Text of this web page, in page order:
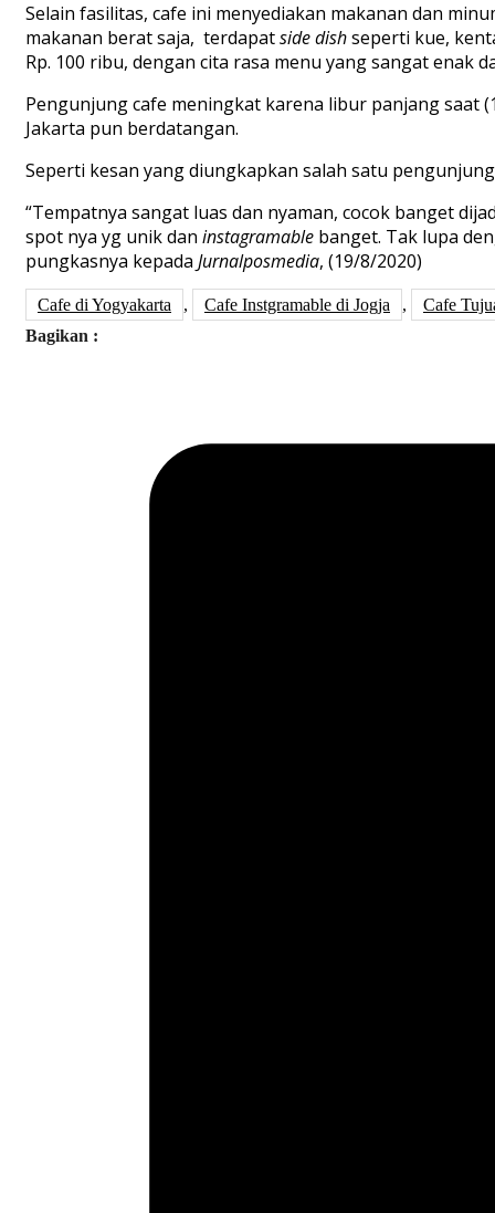
Selain fasilitas, cafe ini menyediakan makanan dan
makanan berat saja, terdapatside dishseperti kue,
Rp. 100 ribu, dengan cita rasa menu yang sangat enak
Pengunjung cafe meningkat karena libur panjang saat
Jakarta pun berdatangan.
Seperti kesan yang diungkapkan salah satu
“Tempatnya sangat luas dan nyaman, cocok banget
spot nya yg unik dan instagramable banget. Tak lupa
pungkasnya kepada Jurnalposmedia, (19/8/2020)
Cafe di Yogyakarta , Cafe Instgramable di Jogja ,
Cafe
Bagikan :